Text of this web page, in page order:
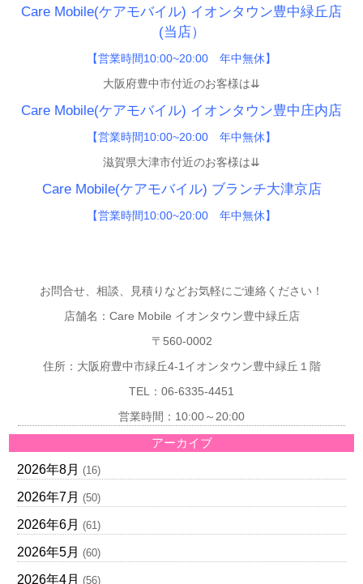
Care Mobile(ケアモバイル) イオンタウン豊中緑丘店
(当店）
【営業時間10:00~20:00 年中無休】
大阪府豊中市付近のお客様は⇊
Care Mobile(ケアモバイル) イオンタウン豊中庄内店
【営業時間10:00~20:00 年中無休】
滋賀県大津市付近のお客様は⇊
Care Mobile(ケアモバイル) ブランチ大津京店
【営業時間10:00~20:00 年中無休】
お問合せ、相談、見積りなどお気軽にご連絡ください！
店舗名：Care Mobile イオンタウン豊中緑丘店
〒560-0002
住所：大阪府豊中市緑丘4-1イオンタウン豊中緑丘１階
TEL：06-6335-4451
営業時間：10:00～20:00
アーカイブ
2026年8月 (16)
2026年7月 (50)
2026年6月 (61)
2026年5月 (60)
2026年4月 (56)